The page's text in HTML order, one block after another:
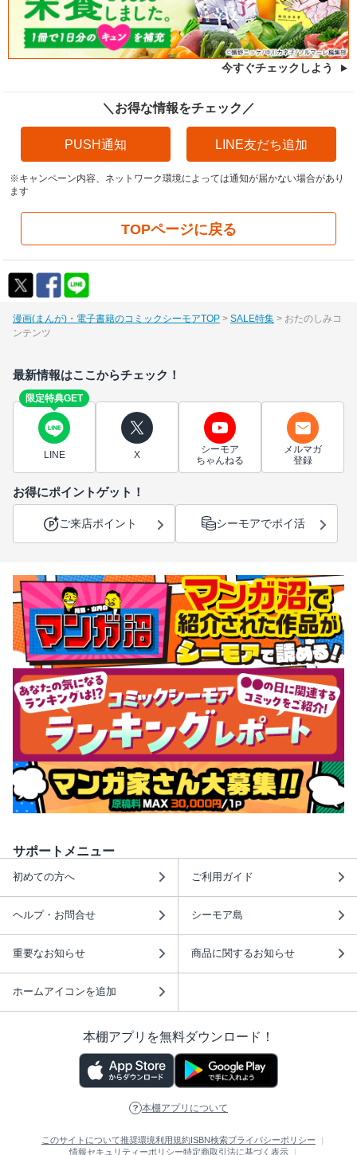
今すぐチェックしよう
＼お得な情報をチェック／
PUSH通知 LINE友だち追加
※キャンペーン内容、ネットワーク環境によっては通知が届かない場合があり
ます
TOPページに戻る
漫画(まんが)・電子書籍のコミックシーモアTOP SALE特集
おたのしみコ
ンテンツ
最新情報はここからチェック！
限定特典GET
LINE X
シーモア
ちゃんねる
メルマガ
登録
お得にポイントゲット！
ご来店ポイント シーモアでポイ活
サポートメニュー
初めての方へ ご利用ガイド
ヘルプ・お問合せ シーモア島
重要なお知らせ 商品に関するお知らせ
ホームアイコンを追加
本棚アプリを無料ダウンロード！
本棚アプリについて
このサイトについて推奨環境利用規約ISBN検索プライバシーポリシー
情報セキュリティーポリシー特定商取引法に基づく表示